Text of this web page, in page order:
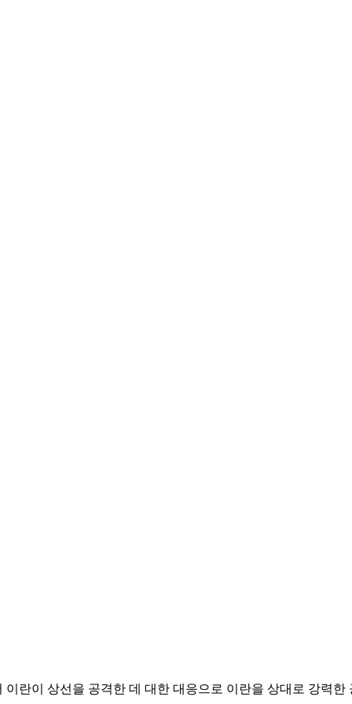
란이 상선을 공격한 데 대한 대응으로 이란을 상대로 강력한